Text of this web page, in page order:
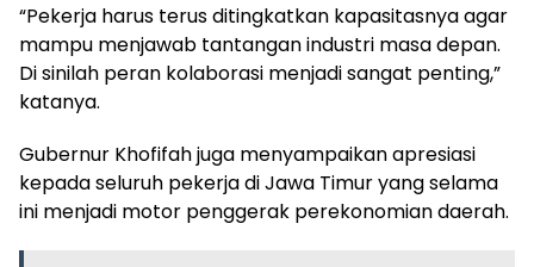
“Pekerja harus terus ditingkatkan kapasitasnya agar
mampu menjawab tantangan industri masa depan.
Di sinilah peran kolaborasi menjadi sangat penting,”
katanya.
Gubernur Khofifah juga menyampaikan apresiasi
kepada seluruh pekerja di Jawa Timur yang selama
ini menjadi motor penggerak perekonomian daerah.